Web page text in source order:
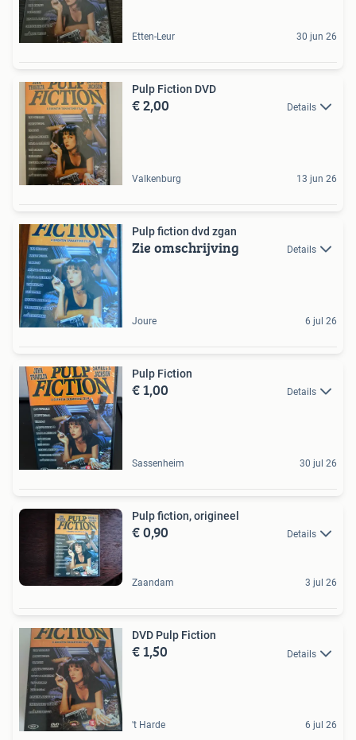
Etten-Leur 30 jun 26
Pulp Fiction DVD
€ 2,00 Details
Valkenburg 13 jun 26
Pulp fiction dvd zgan
Zie omschrijving Details
Joure 6 jul 26
Pulp Fiction
€ 1,00 Details
Sassenheim 30 jul 26
Pulp fiction, origineel
€ 0,90 Details
Zaandam 3 jul 26
DVD Pulp Fiction
€ 1,50 Details
't Harde 6 jul 26